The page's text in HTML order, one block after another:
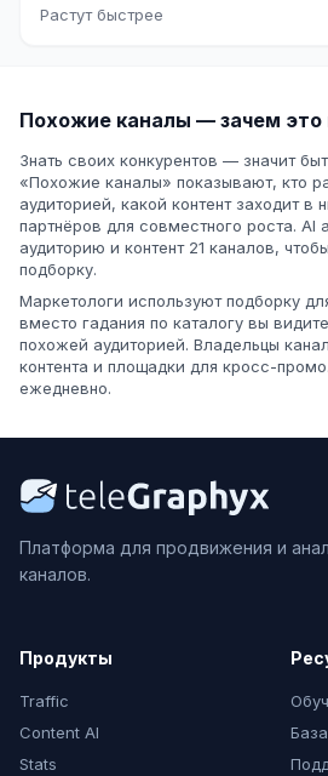
Растут быстрее
Похожие каналы — зачем
Знать своих конкурентов — значит
«Похожие каналы» показывают, кто
аудиторией, какой контент заходит в
партнёров для совместного роста. AI
аудиторию и контент 21 каналов,
подборку.
Маркетологи используют подборку
вместо гадания по каталогу вы
похожей аудиторией. Владельцы
контента и площадки для кросс-
ежедневно.
Платформа для продвижения и
каналов.
Продукты
Traffic
Content AI
Stats